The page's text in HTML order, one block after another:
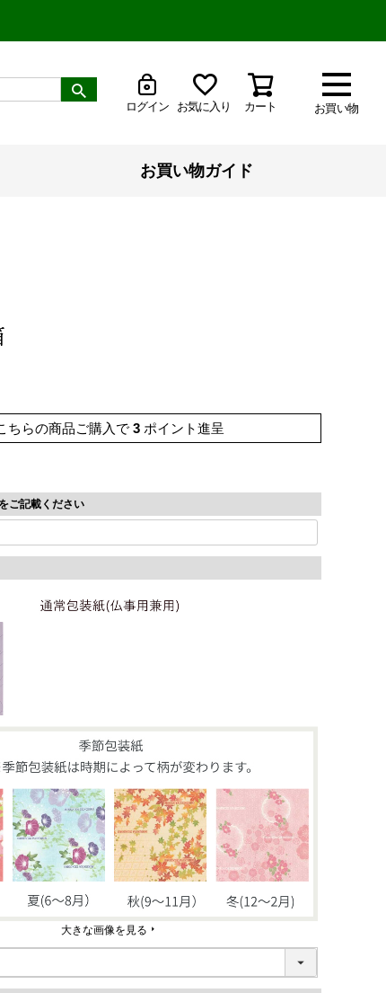
お買い物
ログイン お気に入り カート
お買い物ガイド
ちらの商品ご購入で 3 ポイント進呈
ご記載ください
大きな画像を見る